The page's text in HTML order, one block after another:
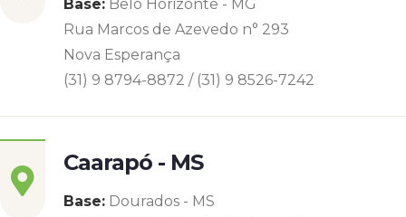
Base: Belo Horizonte - MG
Rua Marcos de Azevedo n° 293
Nova Esperança
(31) 9 8794-8872 / (31) 9 8526-7242
Caarapó - MS
Base: Dourados - MS